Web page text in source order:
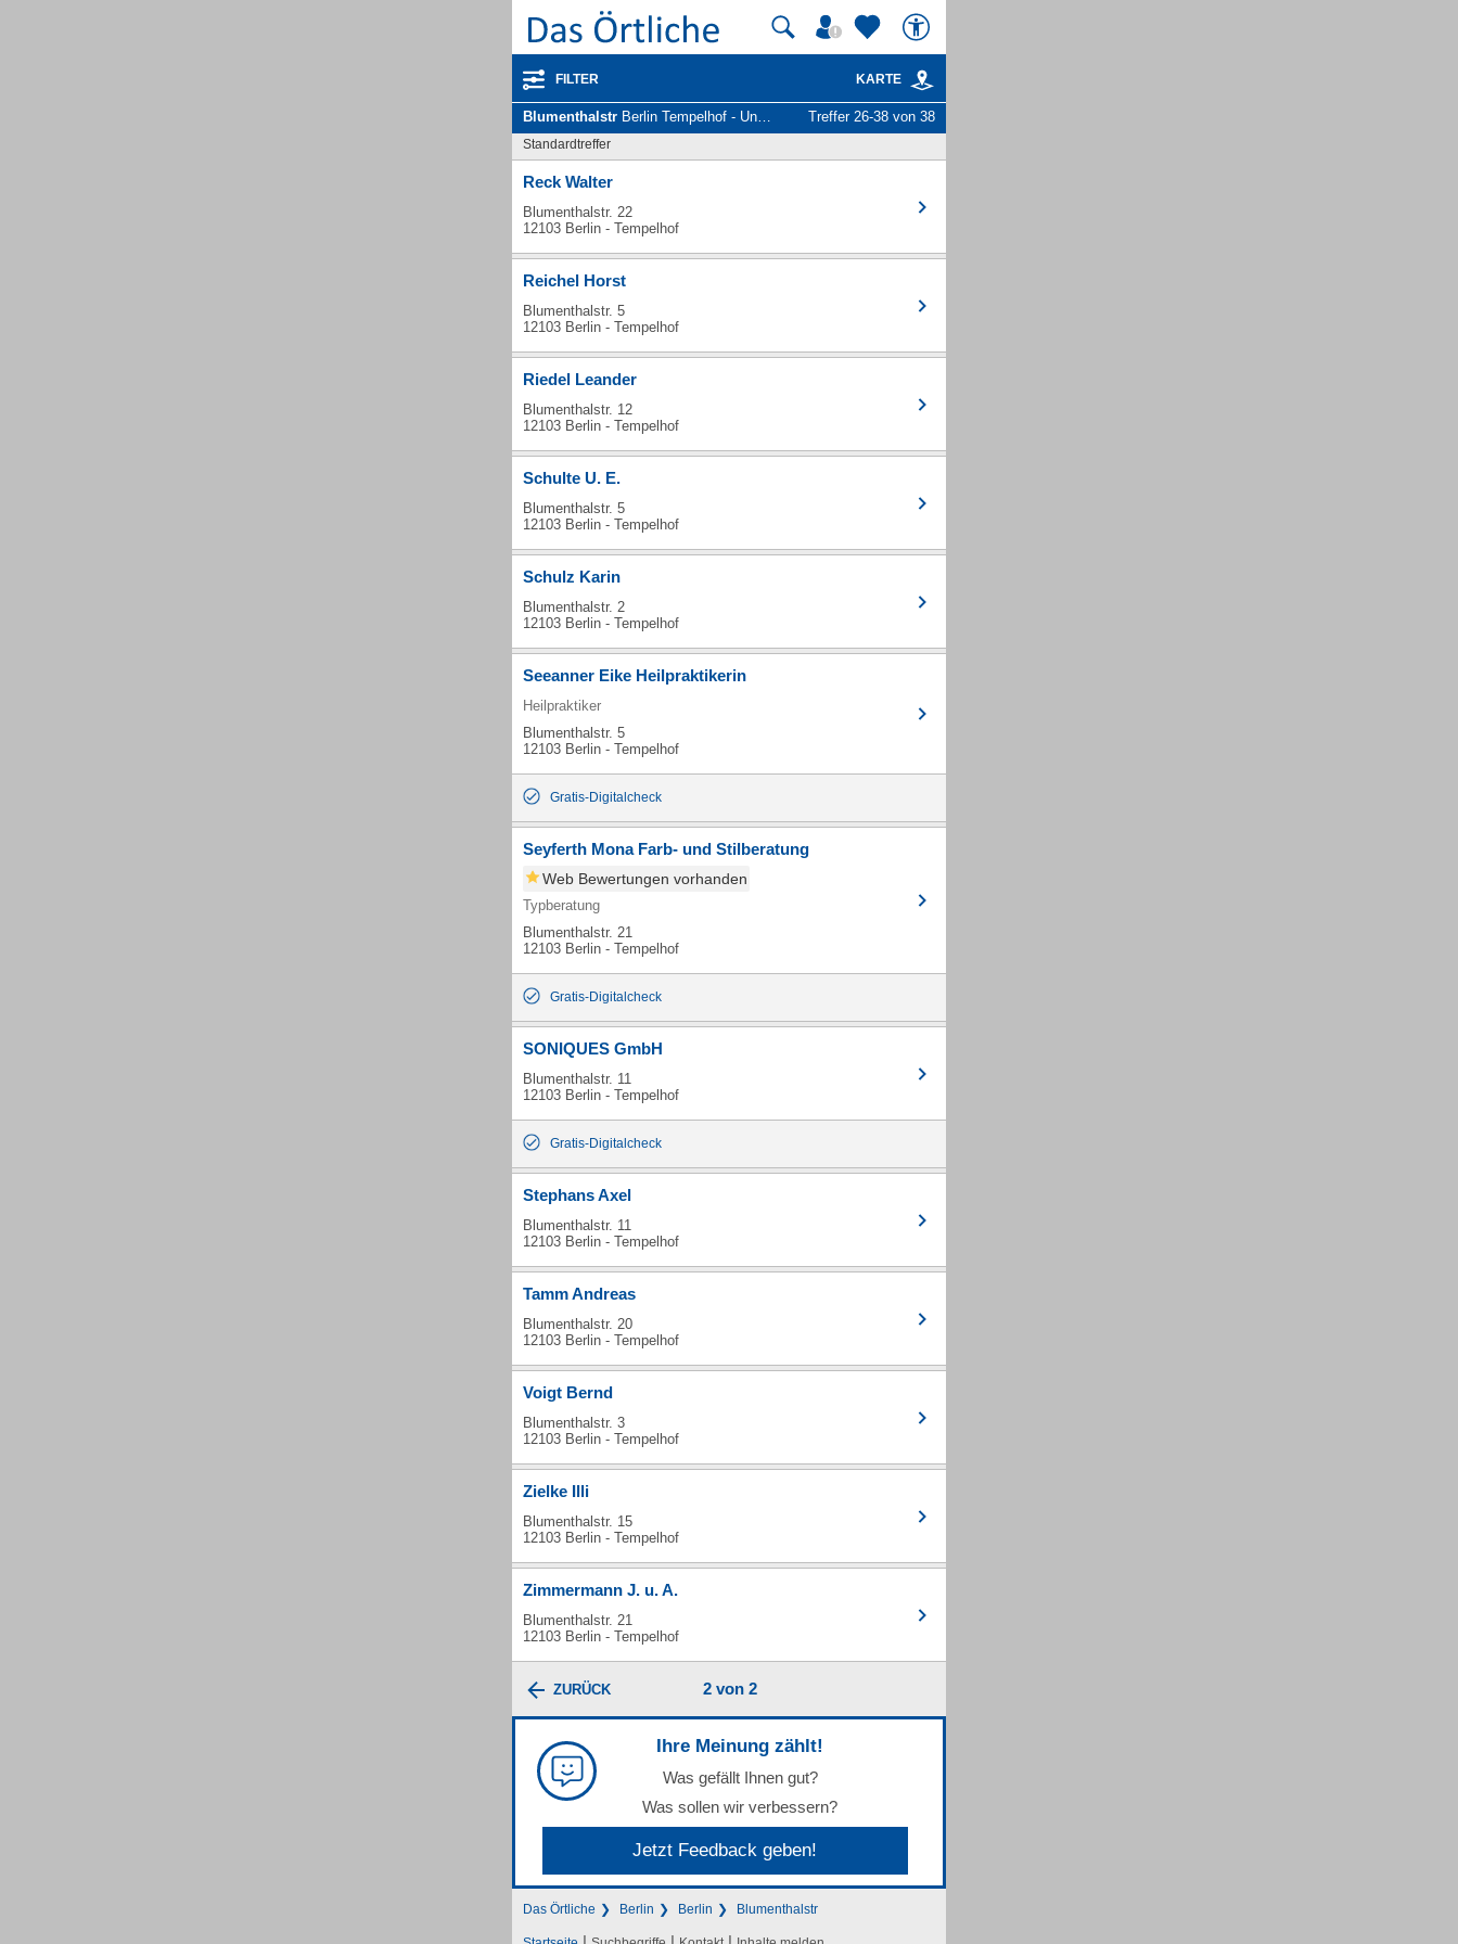
FILTER KARTE
Blumenthalstr Berlin Tempelhof - Unternehmen und Personen Treffer 26-38 von 38
Standardtreffer
Reck Walter
Blumenthalstr. 22
12103 Berlin - Tempelhof
Reichel Horst
Blumenthalstr. 5
12103 Berlin - Tempelhof
Riedel Leander
Blumenthalstr. 12
12103 Berlin - Tempelhof
Schulte U. E.
Blumenthalstr. 5
12103 Berlin - Tempelhof
Schulz Karin
Blumenthalstr. 2
12103 Berlin - Tempelhof
Seeanner Eike Heilpraktikerin
Heilpraktiker
Blumenthalstr. 5
12103 Berlin - Tempelhof
Gratis-Digitalcheck
Seyferth Mona Farb- und Stilberatung
Web Bewertungen vorhanden
Typberatung
Blumenthalstr. 21
12103 Berlin - Tempelhof
Gratis-Digitalcheck
SONIQUES GmbH
Blumenthalstr. 11
12103 Berlin - Tempelhof
Gratis-Digitalcheck
Stephans Axel
Blumenthalstr. 11
12103 Berlin - Tempelhof
Tamm Andreas
Blumenthalstr. 20
12103 Berlin - Tempelhof
Voigt Bernd
Blumenthalstr. 3
12103 Berlin - Tempelhof
Zielke Illi
Blumenthalstr. 15
12103 Berlin - Tempelhof
Zimmermann J. u. A.
Blumenthalstr. 21
12103 Berlin - Tempelhof
ZURÜCK 2 von 2
Ihre Meinung zählt!
Was gefällt Ihnen gut?
Was sollen wir verbessern?
Jetzt Feedback geben!
Das Örtliche Berlin Berlin Blumenthalstr